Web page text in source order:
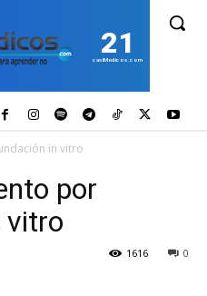
21
casiMedicos.com
in vitro
por
vitro
0
1616